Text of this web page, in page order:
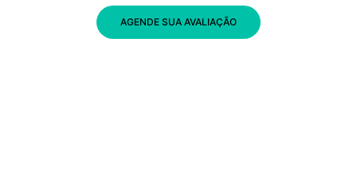
AGENDE SUA AVALIAÇÃO